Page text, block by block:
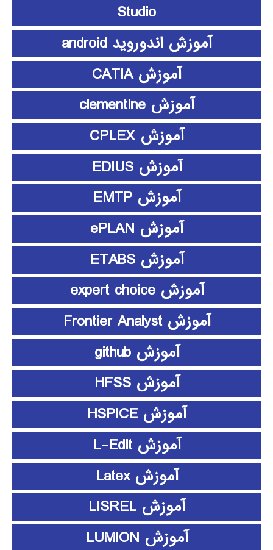
Studio
آموزش اندوروید android
آموزش CATIA
آموزش clementine
آموزش CPLEX
آموزش EDIUS
آموزش EMTP
آموزش ePLAN
آموزش ETABS
آموزش expert choice
آموزش Frontier Analyst
آموزش github
آموزش HFSS
آموزش HSPICE
آموزش L-Edit
آموزش Latex
آموزش LISREL
آموزش LUMION